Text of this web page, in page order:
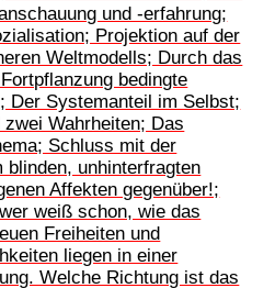
und -erfahrung;
Projektion auf der
Weltmodells; Durch das
bedingte
Der Systemanteil im Selbst;
Wahrheiten; Das
Schluss mit der
blinden, unhinterfragten
Affekten gegenüber!;
weiß schon, wie das
Freiheiten und
liegen in einer
Welche Richtung ist das